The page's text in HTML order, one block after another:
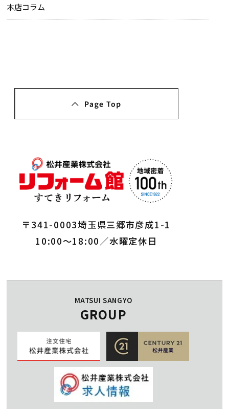
本店コラム
〒341-0003埼玉県三郷市彦成1-1
10:00～18:00／水曜定休日
MATSUI SANGYO
GROUP